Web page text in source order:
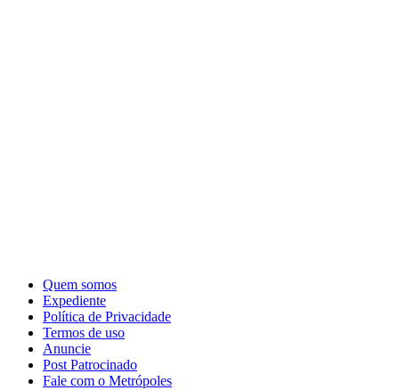
Quem somos
Expediente
Política de Privacidade
Termos de uso
Anuncie
Post Patrocinado
Fale com o Metrópoles